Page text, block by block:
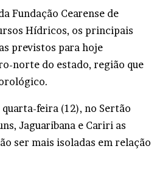
Fundação Cearense de
Hídricos, os principais
previstos para hoje
norte do estado, região que
feira (12), no Sertão
Jaguaribana e Cariri as
ser mais isoladas em relação